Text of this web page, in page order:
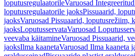
loputusregulaatorileVaruosad
loputusregulaatorile jaoksPissuaarid,
jaoksVaruosad Pissuaarid, loputusrežiim,
jaoksLoputusservataVaruosad
veevaba käitamineVaruosad Pissuaarid,
jaoksIlma kaanetaVaruosad Ilma kaaneta